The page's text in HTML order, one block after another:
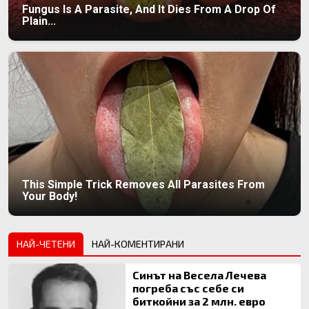
Fungus Is A Parasite, And It Dies From A Drop Of
Plain...
This Simple Trick Removes All Parasites From
Your Body!
НАЙ-ЧЕТЕНИ НАЙ-КОМЕНТИРАНИ
Синът на Весела Лечева
погреба със себе си
биткойни за 2 млн. евро